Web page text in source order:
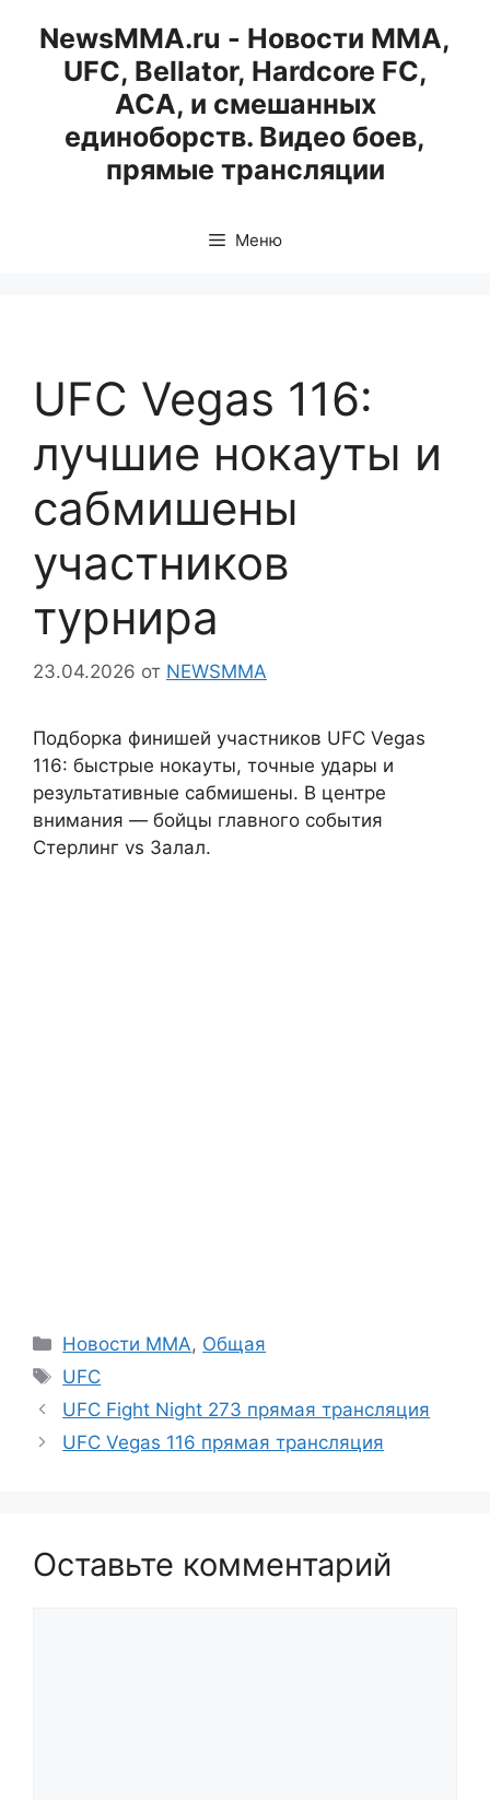
содержимому
NewsMMA.ru - Новости ММА,
UFC, Bellator, Hardcore FC,
ACA, и смешанных
единоборств. Видео боев,
прямые трансляции
Меню
UFC Vegas 116:
лучшие нокауты и
сабмишены
участников
турнира
23.04.2026 от NEWSMMA
Подборка финишей участников UFC Vegas
116: быстрые нокауты, точные удары и
результативные сабмишены. В центре
внимания — бойцы главного события
Стерлинг vs Залал.
Рубрики
Новости ММА, Общая
Метки
UFC
UFC Fight Night 273 прямая трансляция
UFC Vegas 116 прямая трансляция
Оставьте комментарий